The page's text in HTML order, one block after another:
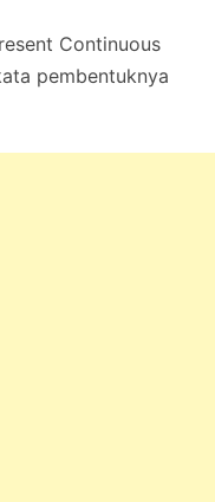
Continuous
pembentuknya